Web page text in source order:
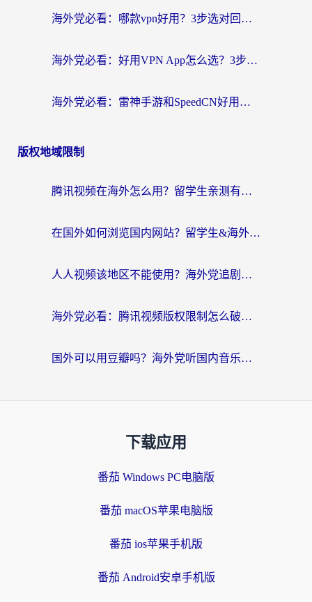
海外党必看：哪款vpn好用？3步选对回国加速器，无缝刷剧玩游戏
海外党必看：好用VPN App怎么选？3步教你无缝访问国内资源
海外党必看：雷神手游和SpeedCN好用吗？3招选对回国加速器无缝刷国内资源
版权地域限制
腾讯视频在海外怎么用？留学生亲测有效的回国加速器攻略
在国外如何浏览国内网站？留学生&海外华人的无缝访问指南
人人视频该地区不能使用？海外党追剧看片的终极解决方案来了
海外党必看：腾讯视频版权限制怎么破？3步让你轻松追剧
国外可以用豆瓣吗？海外党听国内音乐听书的实用指南
下载应用
番茄 Windows PC电脑版
番茄 macOS苹果电脑版
番茄 ios苹果手机版
番茄 Android安卓手机版